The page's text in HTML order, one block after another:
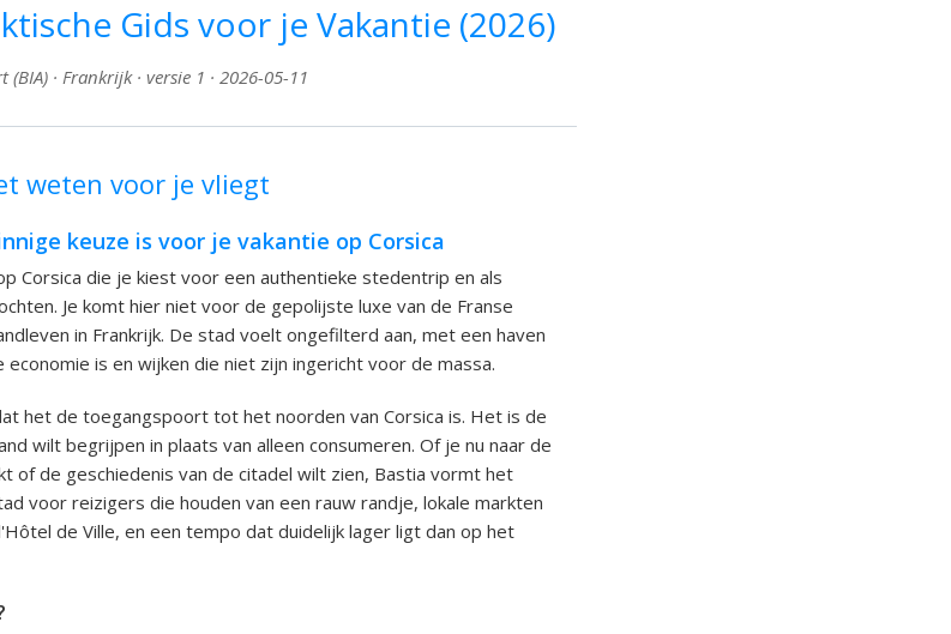
Gids voor je Vakantie (2026)
· Frankrijk · versie 1 · 2026-05-11
weten voor je vliegt
keuze is voor je vakantie op Corsica
Corsica die je kiest voor een authentieke stedentrip en als
Je komt hier niet voor de gepolijste luxe van de Franse
in Frankrijk. De stad voelt ongefilterd aan, met een haven
is en wijken die niet zijn ingericht voor de massa.
het de toegangspoort tot het noorden van Corsica is. Het is de
wilt begrijpen in plaats van alleen consumeren. Of je nu naar de
of de geschiedenis van de citadel wilt zien, Bastia vormt het
voor reizigers die houden van een rauw randje, lokale markten
de Ville, en een tempo dat duidelijk lager ligt dan op het